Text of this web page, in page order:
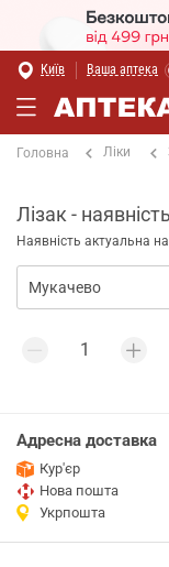
Київ Ваша аптека
Головна Ліки
Лізак -
Наявність актуальна
Адресна доставка
Кур'єр
Нова пошта
Укрпошта